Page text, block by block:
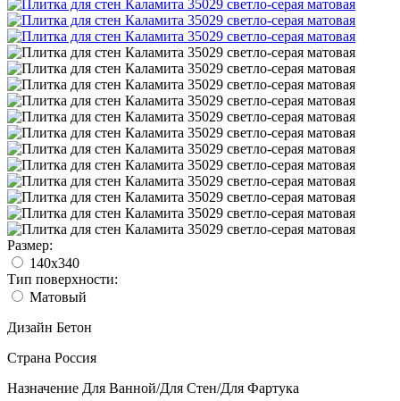
Размер:
140x340
Тип поверхности:
Матовый
Дизайн Бетон
Страна Россия
Назначение Для Ванной/Для Стен/Для Фартука